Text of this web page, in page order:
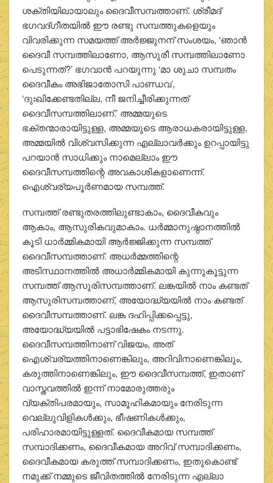
ശക്തിയിലായാലും ദൈവീസമ്പത്താണ്. ശ്രീമദ്
ഭഗവദ്ഗീതയില്‍ ഈ രണ്ടു സമ്പത്തുകളെയും
വിവരിക്കുന്ന സമയത്ത് അര്‍ജ്ജുനന് സംശയം, ‘ഞാന്‍
ദൈവീ സമ്പത്തിലാണോ, ആസുരീ സമ്പത്തിലാണോ
പെടുന്നത്?’ ഭഗവാന്‍ പറയുന്നു ‘മാ ശുചാ സമ്പതം
ദൈവീകം അഭിജാതോസി പാണ്ഡവ’,
‘ദുഃഖിക്കേണ്ടതില്ല, നീ ജനിച്ചീരിക്കുന്നത്
ദൈവീസമ്പത്തിലാണ്.’ അമ്മയുടെ
ഭക്തന്മാരായിട്ടുള്ള, അമ്മയുടെ ആരാധകരായിട്ടുള്ള,
അമ്മയില്‍ വിശ്വസിക്കുന്ന എല്ലാവര്‍ക്കും ഉറപ്പായിട്ടു
പറയാന്‍ സാധിക്കും നാമെല്ലാം ഈ
ദൈവീസമ്പത്തിന്റെ അവകാശികളാണെന്ന്.
ഐശ്വര്യപൂര്‍ണമായ സമ്പത്ത്.
സമ്പത്ത് രണ്ടുതരത്തിലുണ്ടാകാം, ദൈവീകവും
ആകാം, ആസുരികവുമാകാം. ധര്‍മ്മാനുഷ്ഠാനത്തില്‍
കൂടി ധാര്‍മ്മികമായി ആര്‍ജ്ജിക്കുന്ന സമ്പത്ത്
ദൈവീസമ്പത്താണ്. അധര്‍മ്മത്തിന്റെ
അടിസ്ഥാനത്തില്‍ അധാര്‍മ്മികമായി കുന്നുകൂട്ടുന്ന
സമ്പത്ത് ആസുരിസമ്പത്താണ്. ലങ്കയില്‍ നാം കണ്ടത്
ആസുരിസമ്പത്താണ്, അയോദ്ധ്യയില്‍ നാം കണ്ടത്
ദൈവീസമ്പത്താണ്. ലങ്ക ദഹിപ്പിക്കപ്പെട്ടു,
അയോദ്ധ്യയില്‍ പട്ടാഭിഷേകം നടന്നു.
ദൈവീസമ്പത്തിനാണ് വിജയം, അത്
ഐശ്വര്യത്തിനാണെങ്കിലും, അറിവിനാണെങ്കിലും,
കരുത്തിനാണെങ്കിലും, ഈ ദൈവീസമ്പത്ത്, ഇതാണ്
വാസ്തവത്തില്‍ ഇന്ന് നാമോരുത്തരും
വ്യക്തിപരമായും, സാമൂഹികമായും നേരിടുന്ന
വെല്ലുവിളികള്‍ക്കും, ഭീഷണികള്‍ക്കും,
പരിഹാരമായിട്ടുള്ളത്. ദൈവീകമായ സമ്പത്ത്
സമ്പാദിക്കണം, ദൈവീകമായ അറിവ് സമ്പാദിക്കണം,
ദൈവീകമായ കരുത്ത് സമ്പാദിക്കണം, ഇതുകൊണ്ട്
നമുക്ക് നമ്മുടെ ജീവിതത്തില്‍ നേരിടുന്ന എല്ലാ